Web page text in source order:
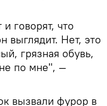
говорят, что
выглядит. Нет, это
грязная обувь,
по мне", —
вызвали фурор в